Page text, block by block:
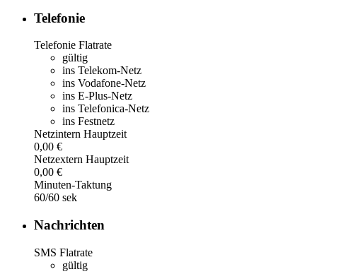
Telefonie
Telefonie Flatrate
gültig
ins Telekom-Netz
ins Vodafone-Netz
ins E-Plus-Netz
ins Telefonica-Netz
ins Festnetz
Netzintern Hauptzeit
0,00 €
Netzextern Hauptzeit
0,00 €
Minuten-Taktung
60/60 sek
Nachrichten
SMS Flatrate
gültig